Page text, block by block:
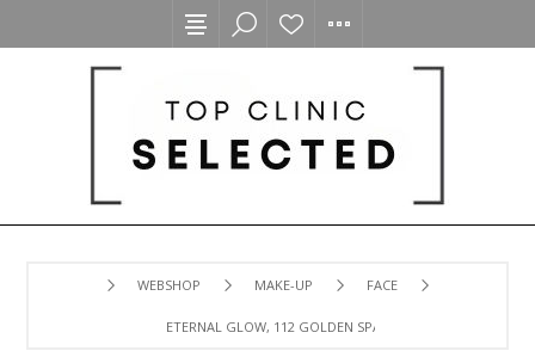
WEBSHOP MAKE-UP FACE
ETERNAL GLOW, 112 GOLDEN SPARKLES